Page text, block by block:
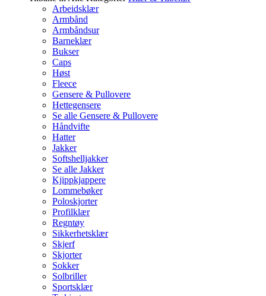
Arbeidsklær
Armbånd
Armbåndsur
Barneklær
Bukser
Caps
Høst
Fleece
Gensere & Pullovere
Hettegensere
Se alle Gensere & Pullovere
Håndvifte
Hatter
Jakker
Softshelljakker
Se alle Jakker
Kjippkjappere
Lommebøker
Poloskjorter
Profilklær
Regntøy
Sikkerhetsklær
Skjerf
Skjorter
Sokker
Solbriller
Sportsklær